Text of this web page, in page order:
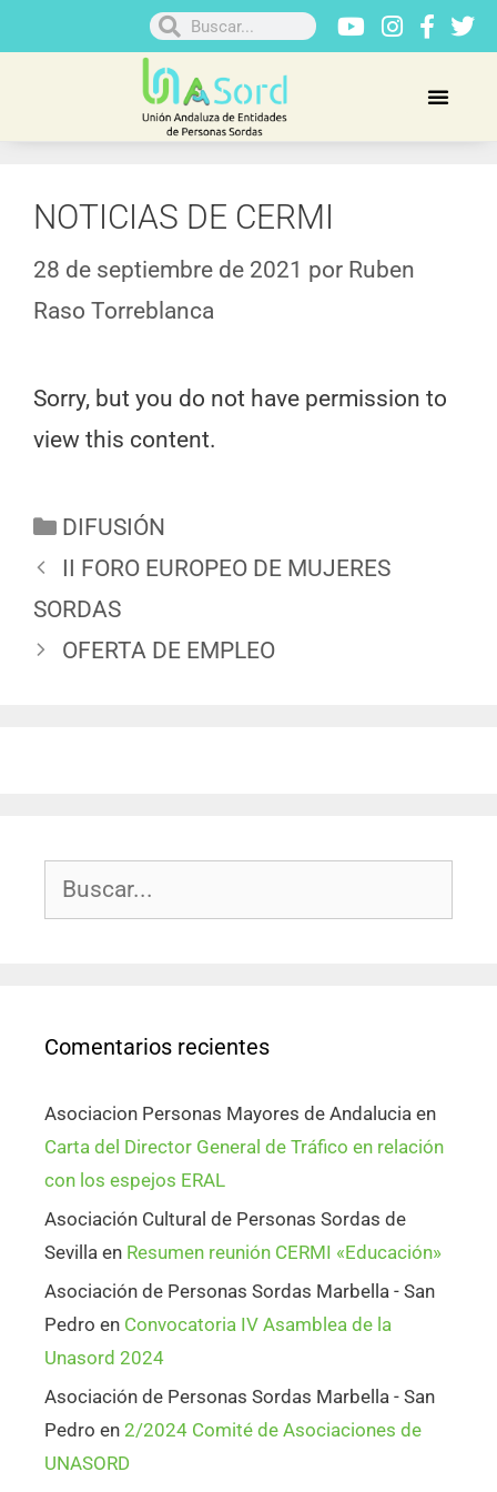
NOTICIAS DE CERMI
28 de septiembre de 2021 por Ruben
Raso Torreblanca
Sorry, but you do not have permission to
view this content.
DIFUSIÓN
II FORO EUROPEO DE MUJERES
SORDAS
OFERTA DE EMPLEO
Comentarios recientes
Asociacion Personas Mayores de Andalucia en
Carta del Director General de Tráfico en relación
con los espejos ERAL
Asociación Cultural de Personas Sordas de
Sevilla en Resumen reunión CERMI «Educación»
Asociación de Personas Sordas Marbella - San
Pedro en Convocatoria IV Asamblea de la
Unasord 2024
Asociación de Personas Sordas Marbella - San
Pedro en 2/2024 Comité de Asociaciones de
UNASORD